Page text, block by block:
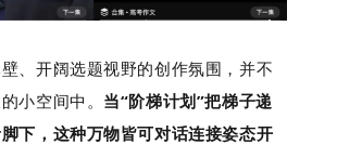
、开阔选题视野的创作氛围，并不
小空间中。 当“阶梯计划”把梯子递
下，这种万物皆可对话连接姿态开